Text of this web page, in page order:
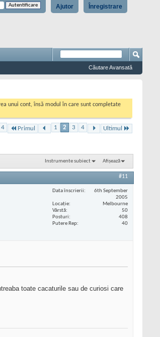
Înregistrare
Ajutor
Căutare Avansată
unui cont, însă modul în care sunt completate
4 Primul 1 2 3 4 Ultimul
Instrumente subiect Afișează
#11
Data înscrierii
6th September
2005
Locaţie
Melbourne
Vârstă
50
Posturi
408
Putere Rep
40
toate cacaturile sau de curiosi care